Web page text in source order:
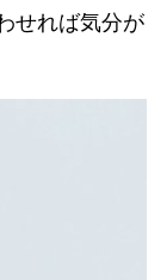
せれば気分が